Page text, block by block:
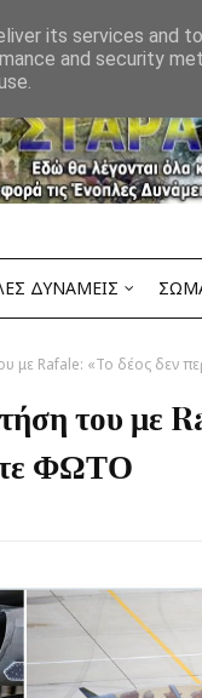
ΔΥΝΑΜΕΙΣ
με Rafale: «Το δέος δεν
του με
ΦΩΤΟ
its services and
and security